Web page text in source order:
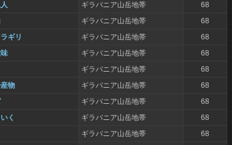
ギラバニア山岳地帯
68
ギラバニア山岳地帯
68
ギリ
ギラバニア山岳地帯
68
ギラバニア山岳地帯
68
ギラバニア山岳地帯
68
物
ギラバニア山岳地帯
68
ギラバニア山岳地帯
68
く
ギラバニア山岳地帯
68
ギラバニア山岳地帯
68